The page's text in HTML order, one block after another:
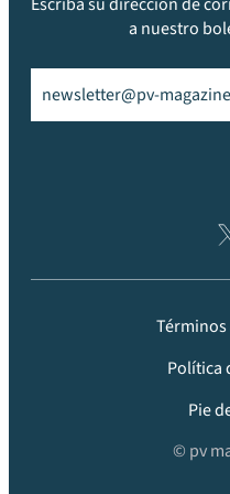
a nuestro
Política
Pie
© pv